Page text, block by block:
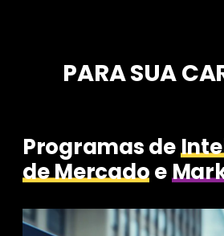
PARA SUA
Programas de
de Mercadoe